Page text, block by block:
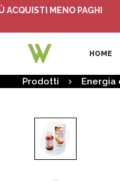
MENO PAGHI
HOME
Prodotti Energia